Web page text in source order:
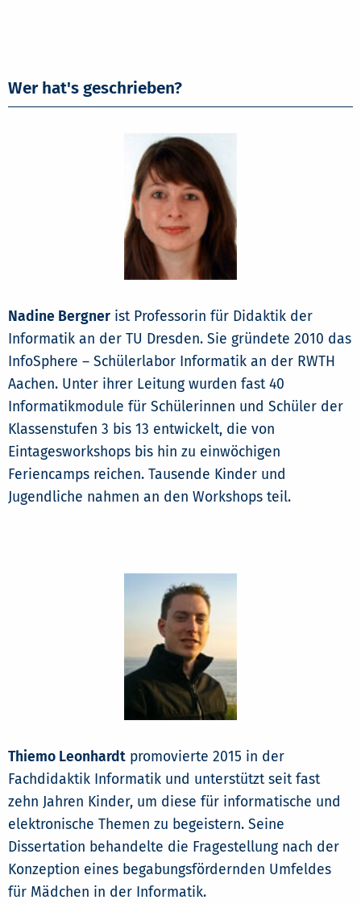
Wer hat's geschrieben?
Nadine Bergner ist Professorin für Didaktik der
Informatik an der TU Dresden. Sie gründete 2010 das
InfoSphere – Schülerlabor Informatik an der RWTH
Aachen. Unter ihrer Leitung wurden fast 40
Informatikmodule für Schülerinnen und Schüler der
Klassenstufen 3 bis 13 entwickelt, die von
Eintagesworkshops bis hin zu einwöchigen
Feriencamps reichen. Tausende Kinder und
Jugendliche nahmen an den Workshops teil.
Thiemo Leonhardt promovierte 2015 in der
Fachdidaktik Informatik und unterstützt seit fast
zehn Jahren Kinder, um diese für informatische und
elektronische Themen zu begeistern. Seine
Dissertation behandelte die Fragestellung nach der
Konzeption eines begabungsfördernden Umfeldes
für Mädchen in der Informatik.